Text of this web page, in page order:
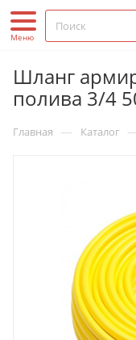
Шланг
полива 3/4
Главная — Каталог